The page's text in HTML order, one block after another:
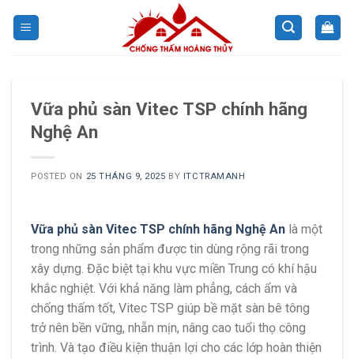
Vữa phủ sàn Vitec TSP chính hãng
Nghệ An
POSTED ON 25 THÁNG 9, 2025 BY ITCTRAMANH
Vữa phủ sàn Vitec TSP chính hãng Nghệ An là một
trong những sản phẩm được tin dùng rộng rãi trong
xây dựng. Đặc biệt tại khu vực miền Trung có khí hậu
khắc nghiệt. Với khả năng làm phẳng, cách ẩm và
chống thấm tốt, Vitec TSP giúp bề mặt sàn bê tông
trở nên bền vững, nhẵn mịn, nâng cao tuổi thọ công
trình. Và tạo điều kiện thuận lợi cho các lớp hoàn thiện